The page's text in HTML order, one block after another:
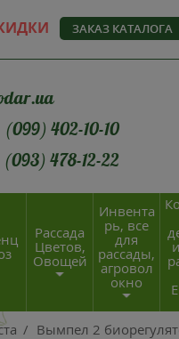
ЗАКАЗ КАТАЛОГА
(099) 402-10-10
(093) 478-12-22
Рассада
Цветов,
Овощей
Инвента
рь, все
для
рассады,
агровол
окно
/ Вымпел 2